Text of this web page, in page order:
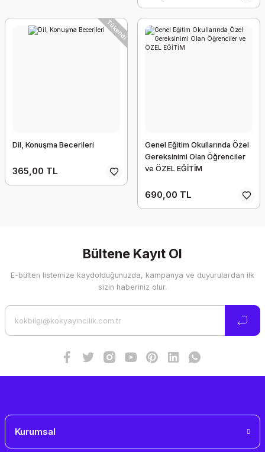
Tükendi
Dil, Konuşma Becerileri
365,00 TL
Genel Eğitim Okullarında Özel
Gereksinimi Olan Öğrenciler
ve ÖZEL EĞİTİM
690,00 TL
Bültene Kayıt Ol
E-bülten listemize kaydolduğunuzda, kampanya ve duyurulardan ilk
sizin haberiniz olur.
Kurumsal